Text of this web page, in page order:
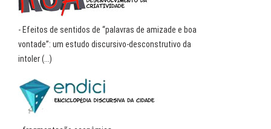
- Efeitos de sentidos de “palavras de amizade e boa
vontade”: um estudo discursivo-desconstrutivo da
intoler (...)